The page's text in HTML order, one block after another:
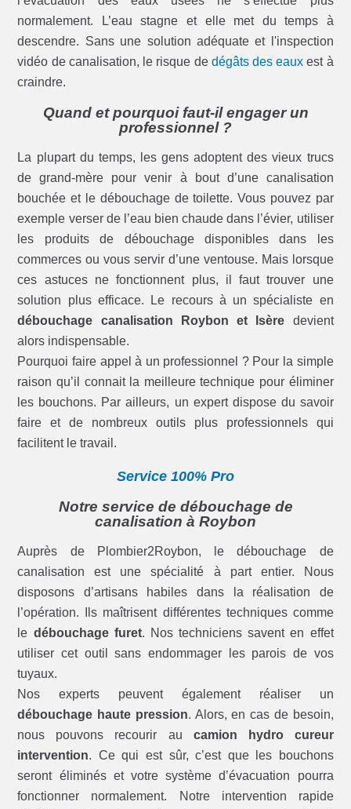
normalement. L’eau stagne et elle met du temps à
descendre. Sans une solution adéquate et l'inspection
vidéo de canalisation, le risque de dégâts des eaux est à
craindre.
Quand et pourquoi faut-il engager un
professionnel ?
La plupart du temps, les gens adoptent des vieux trucs
de grand-mère pour venir à bout d’une canalisation
bouchée et le débouchage de toilette. Vous pouvez par
exemple verser de l’eau bien chaude dans l’évier, utiliser
les produits de débouchage disponibles dans les
commerces ou vous servir d’une ventouse. Mais lorsque
ces astuces ne fonctionnent plus, il faut trouver une
solution plus efficace. Le recours à un spécialiste en
débouchage canalisation Roybon et Isère devient
alors indispensable.
Pourquoi faire appel à un professionnel ? Pour la simple
raison qu’il connait la meilleure technique pour éliminer
les bouchons. Par ailleurs, un expert dispose du savoir
faire et de nombreux outils plus professionnels qui
facilitent le travail.
Service 100% Pro
Notre service de débouchage de
canalisation à Roybon
Auprès de Plombier2Roybon, le débouchage de
canalisation est une spécialité à part entier. Nous
disposons d’artisans habiles dans la réalisation de
l’opération. Ils maîtrisent différentes techniques comme
le débouchage furet. Nos techniciens savent en effet
utiliser cet outil sans endommager les parois de vos
tuyaux.
Nos experts peuvent également réaliser un
débouchage haute pression. Alors, en cas de besoin,
nous pouvons recourir au camion hydro cureur
intervention. Ce qui est sûr, c’est que les bouchons
seront éliminés et votre système d’évacuation pourra
fonctionner normalement. Notre intervention rapide